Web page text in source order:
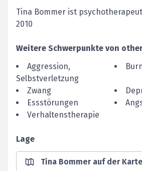
Tina Bommer ist
2010
Weitere Schwerpunkte von
Aggression,
Selbstverletzung
Zwang
Essstörungen
Verhaltenstherapie
Lage
Tina Bommer auf der Karte